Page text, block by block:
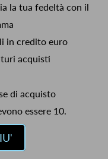
la tua fedeltà con il
in credito euro
acquisti
di acquisto
essere 10.